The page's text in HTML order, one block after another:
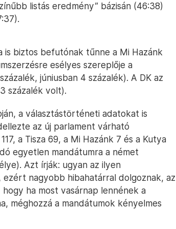
listás eredmény” bázisán (46:38)
is biztos befutónak tűnne a Mi Hazánk
esélyes szereplője a
júniusban 4 százalék). A DK az
százalék volt).
a választástörténeti adatokat is
az új parlament várható
a Tisza 69, a Mi Hazánk 7 és a Kutya
egyetlen mandátumra a német
Azt írják: ugyan az ilyen
nagyobb hibahatárral dolgoznak, az
ha most vasárnap lennének a
méghozzá a mandátumok kényelmes